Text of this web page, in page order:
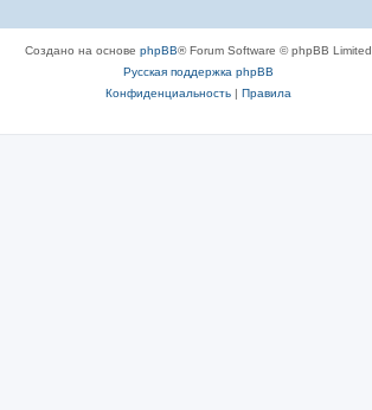
Создано на основе phpBB® Forum Software © phpBB Limited
Русская поддержка phpBB
Конфиденциальность| Правила